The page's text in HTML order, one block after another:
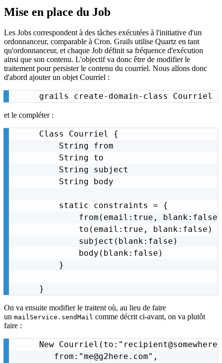
Mise en place du Job
Les Jobs correspondent à des tâches exécutées à l'initiative d'un
ordonnanceur, comparable à Cron. Grails utilise Quartz en tant
qu'ordonnanceur, et chaque Job définit sa fréquence d'exécution
ainsi que son contenu. L'objectif va donc être de modifier le
traitement pour persister le contenu du courriel. Nous allons donc
d'abord ajouter un objet Courriel :
grails create-domain-class Courriel
et le compléter :
Class Courriel {
    String from
    String to
    String subject
    String body
    static constraints = {
        from(email:true, blank:false)
        to(email:true, blank:false)
        subject(blank:false)
        body(blank:false)
    }
}
On va ensuite modifier le traitent où, au lieu de faire
un mailService.sendMail comme décrit ci-avant, on va plutôt
faire :
New
   from:"me@g2here.com",